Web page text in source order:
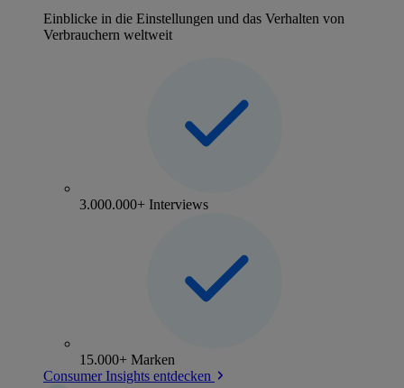
Einblicke in die Einstellungen und das Verhalten von
Verbrauchern weltweit
3.000.000+ Interviews
15.000+ Marken
Consumer Insights entdecken